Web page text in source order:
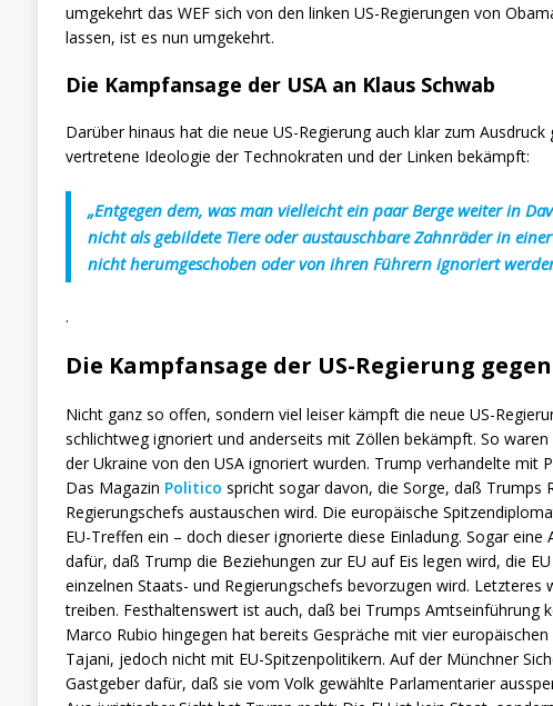
umgekehrt das WEF sich von den linken US-Regierungen von
lassen, ist es nun umgekehrt.
Die Kampfansage der USA an Klaus Schwab
Darüber hinaus hat die neue US-Regierung auch klar zum
vertretene Ideologie der Technokraten und der Linken bekämpft:
„Entgegen dem, was man vielleicht ein paar Berge weiter in
nicht als gebildete Tiere oder austauschbare Zahnräder in
nicht herumgeschoben oder von ihren Führern ignoriert
.
Die Kampfansage der US-Regierung gegen
Nicht ganz so offen, sondern viel leiser kämpft die neue US-
schlichtweg ignoriert und anderseits mit Zöllen bekämpft. So
der Ukraine von den USA ignoriert wurden. Trump verhandelte mit
Das Magazin Politico spricht sogar davon, die Sorge, daß Trumps
Regierungschefs austauschen wird. Die europäische
EU-Treffen ein – doch dieser ignorierte diese Einladung. Sogar
dafür, daß Trump die Beziehungen zur EU auf Eis legen wird, die
einzelnen Staats- und Regierungschefs bevorzugen wird. Letzteres
treiben. Festhaltenswert ist auch, daß bei Trumps Amtseinführung
Marco Rubio hingegen hat bereits Gespräche mit vier
Tajani, jedoch nicht mit EU-Spitzenpolitikern. Auf der Münchner
Gastgeber dafür, daß sie vom Volk gewählte Parlamentarier